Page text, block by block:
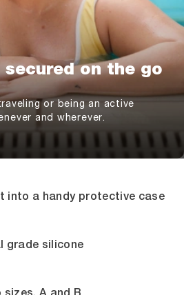
secured on the go
or being an active
and wherever.
into a handy protective case
grade silicone